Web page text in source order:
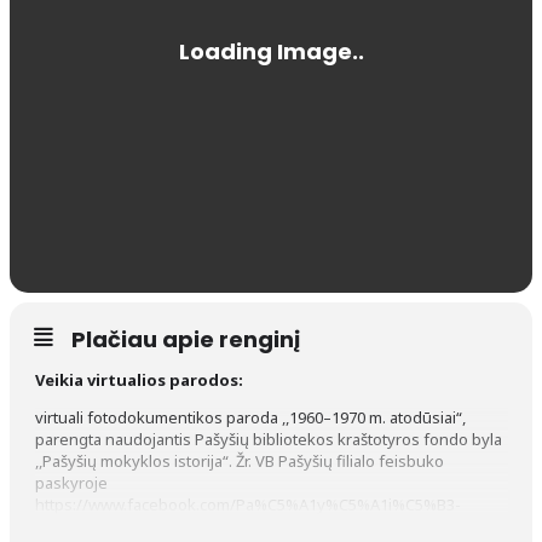
Plačiau apie renginį
Veikia virtualios parodos:
virtuali fotodokumentikos paroda ,,1960–1970 m. atodūsiai“,
parengta naudojantis Pašyšių bibliotekos kraštotyros fondo byla
,,Pašyšių mokyklos istorija“. Žr. VB Pašyšių filialo feisbuko
paskyroje